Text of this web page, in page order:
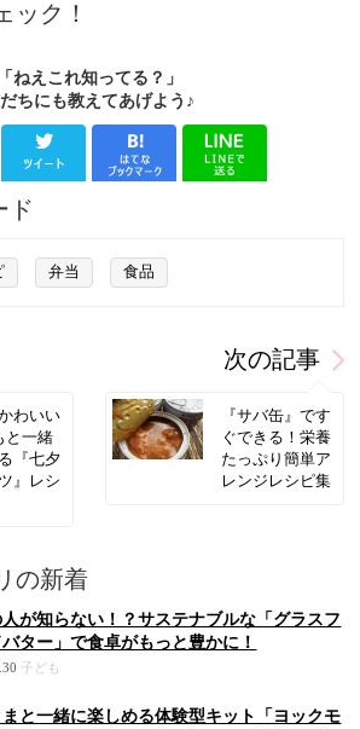
ック！
「ねえこれ知ってる？」
ちにも教えてあげよう♪
ド
弁当 食品
わいい
と一緒
『七夕
』レシ
次の記事
『サバ缶』です
ぐできる！栄養
たっぷり簡単ア
レンジレシピ集
の新着
人が知らない！？サステナブルな「グラスフ
ター」で食卓がもっと豊かに！
子ども
と一緒に楽しめる体験型キット「ヨックモ